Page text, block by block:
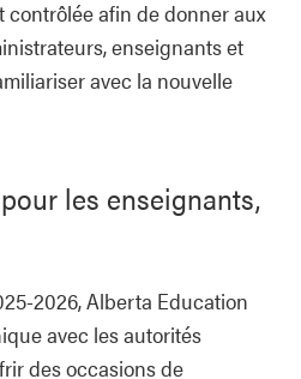
afin de donner aux
enseignants et
avec la nouvelle
les enseignants,
2026,Alberta Education
avec les autorités
des occasions de